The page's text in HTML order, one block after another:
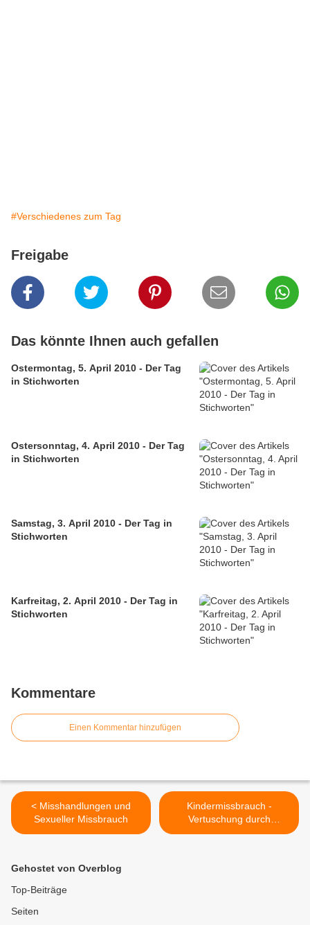
#Verschiedenes zum Tag
Freigabe
Das könnte Ihnen auch gefallen
Ostermontag, 5. April 2010 - Der Tag
in Stichworten
Ostersonntag, 4. April 2010 - Der Tag
in Stichworten
Samstag, 3. April 2010 - Der Tag in
Stichworten
Karfreitag, 2. April 2010 - Der Tag in
Stichworten
Kommentare
Einen Kommentar hinzufügen
< Misshandlungen und
Sexueller Missbrauch
Kindermissbrauch -
Vertuschung durch
Erzbischof Robert Zollitsch?
Gehostet von Overblog
Top-Beiträge
Seiten